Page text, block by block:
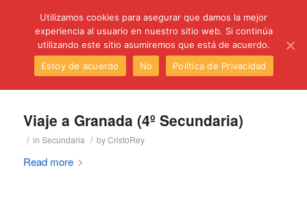
Viaje a Granada (4º Secundaria)
/ in Secundaria / byCristoRey
Read more
Utilizamos cookies para asegurar que damos la mejor
experiencia al usuario en nuestro sitio web. Si continúa
utilizando este sitio asumiremos que está de acuerdo.
Estoy de acuerdo
No Política de Privacidad